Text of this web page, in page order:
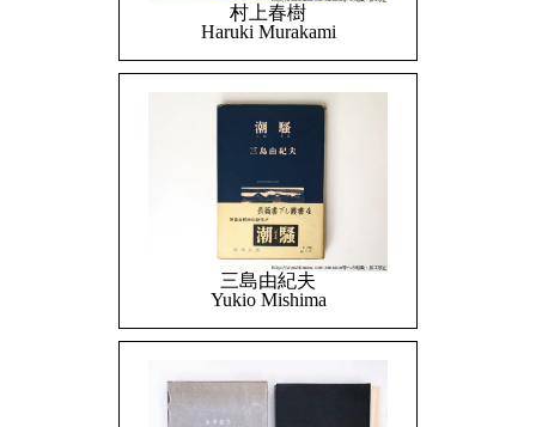
村上春樹
Haruki Murakami
三島由紀夫
Yukio Mishima